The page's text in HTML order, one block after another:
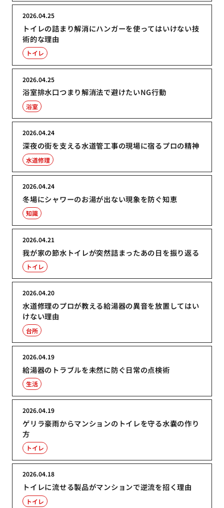
トイレの詰まり解消にハンガーを使ってはいけない技
術的な理由
2026.04.25
トイレ
浴室排水口つまり解消法で避けたいNG行動
2026.04.25
浴室
深夜の街を支える水道管工事の現場に宿るプロの精神
2026.04.24
水道修理
冬場にシャワーのお湯が出ない現象を防ぐ知恵
2026.04.24
知識
我が家の節水トイレが突然詰まったあの日を振り返る
2026.04.21
トイレ
水道修理のプロが教える給湯器の異音を放置してはい
けない理由
2026.04.20
台所
給湯器のトラブルを未然に防ぐ日常の点検術
2026.04.19
生活
ゲリラ豪雨からマンションのトイレを守る水嚢の作り
方
2026.04.19
トイレ
トイレに流せる製品がマンションで逆流を招く理由
2026.04.18
トイレ